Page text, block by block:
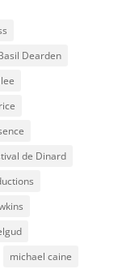
Dearden
de Dinard
michael caine